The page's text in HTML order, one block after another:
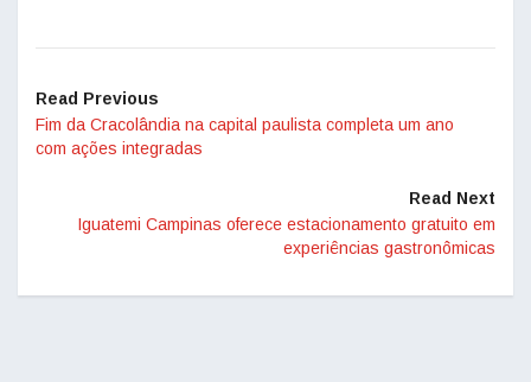
Read Previous
Fim da Cracolândia na capital paulista completa um ano
com ações integradas
Read Next
Iguatemi Campinas oferece estacionamento gratuito em
experiências gastronômicas